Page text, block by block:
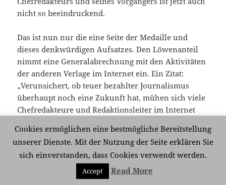
nicht so beeindruckend.
Das ist nun nur die eine Seite der Medaille und
dieses denkwürdigen Aufsatzes. Den Löwenanteil
nimmt eine Generalabrechnung mit den Aktivitäten
der anderen Verlage im Internet ein. Ein Zitat:
„Verunsichert, ob teuer bezahlter Journalismus
überhaupt noch eine Zukunft hat, mühen sich viele
Chefredakteure und Redaktionsleiter im Internet
korrektere Bezeichnung – munter die Kanäle im
weltweiten Web voll.“ Ich finde, das ist harter
Tobak. Eigentlich ist das niveaulos für einen
Chefredakteur. Der ganze Text strotzt nur so vor
abqualifizierenden Äußerungen. Die Wertschätzung
Cookies ermöglichen eine bestmögliche Bereitstellung
unserer Dienste. Mit der Nutzung der Seite erklären Sie
sich einverstanden, dass Cookies verwendt werden.
Accept Read More